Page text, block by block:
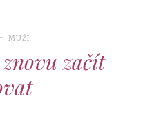
MUŽI
začít